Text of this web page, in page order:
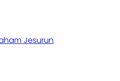
Jesurun